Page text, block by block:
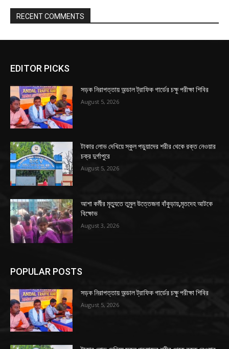
RECENT COMMENTS
EDITOR PICKS
সড়ক নিরাপত্তায় অন্ডাল ট্রাফিক গার্ডের চক্ষু পরীক্ষা শিবির
August 5, 2026
টাকার লোভ দেখিয়ে স্কুল পড়ুয়াদের শরীর থেকে রক্ত নেওয়ার
চক্র দুর্গাপুরে
August 5, 2026
আশা কর্মীর মৃত্যুতে তুমুল উত্তেজনা বাঁকুড়ায়,মৃতদেহ আটকে
বিক্ষোভ
August 3, 2026
POPULAR POSTS
সড়ক নিরাপত্তায় অন্ডাল ট্রাফিক গার্ডের চক্ষু পরীক্ষা শিবির
August 5, 2026